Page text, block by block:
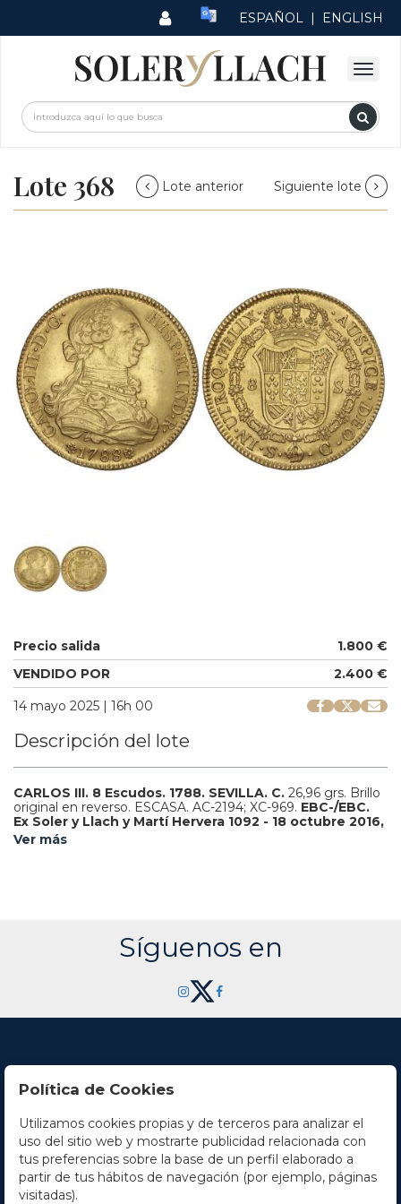
ESPAÑOL | ENGLISH
Lote 368 Lote anterior Siguiente lote
Precio salida
1.800 €
VENDIDO POR
2.400 €
14 mayo 2025 | 16h 00
Descripción del lote
CARLOS III. 8 Escudos. 1788. SEVILLA. C. 26,96 grs. Brillo
original en reverso. ESCASA. AC-2194; XC-969. EBC-/EBC.
Ex Soler y Llach y Martí Hervera 1092 - 18 octubre 2016,
n. 613.
Ver más
Síguenos en
Contacto
Horario
La empresa
Política de Cookies
Utilizamos cookies propias y de terceros para analizar el
uso del sitio web y mostrarte publicidad relacionada con
tus preferencias sobre la base de un perfil elaborado a
partir de tus hábitos de navegación (por ejemplo, páginas
visitadas).